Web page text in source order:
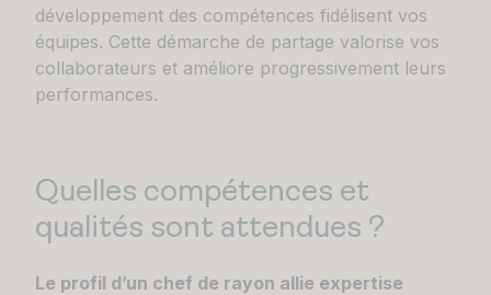
développement des compétences fidélisent vos
équipes. Cette démarche de partage valorise vos
collaborateurs et améliore progressivement leurs
performances.
Quelles compétences et
qualités sont attendues ?
Le profil d’un chef de rayon allie expertise